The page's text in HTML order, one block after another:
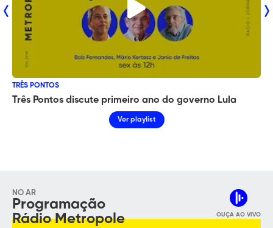
TRÊS PONTOS
Três Pontos discute primeiro ano do governo Lula
Ver playlist
NO AR
Programação
Rádio Metropole
OUÇA AO VIVO